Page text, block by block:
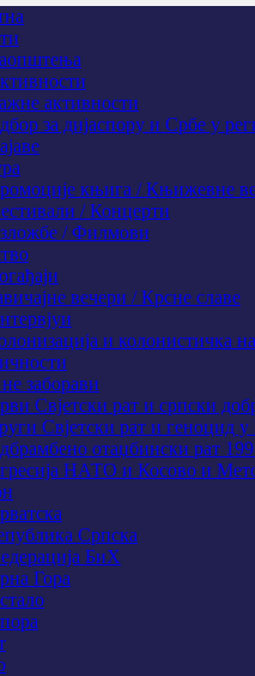
активности
за дијаспору и Србе у
књига / Књижевне
/ Концерти
/ Филмови
вечери / Крсне славе
и колонистичка
заборави
Свјeтски рат и српски
Свјетски рат и геноцид
отаџбински рат
НАТО и Косово и
Српска
БиХ
Гора